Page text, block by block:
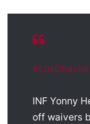
#LosDbacks
INF Yonny
off waivers